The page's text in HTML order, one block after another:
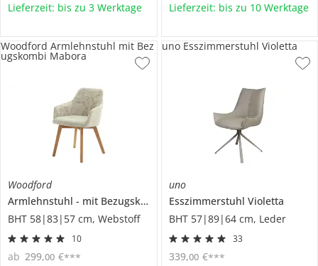
Lieferzeit: bis zu 3 Werktage Lieferzeit: bis zu 10 Werktage
Woodford
Armlehnstuhl
mit Bezugskombi
Mabora
BHT 58|83|57 cm, Webstoff
10
ab 299,00 €***
Woodford Armlehnstuhl mit Bez
ugskombi Mabora
uno
Esszimmerstuhl Violetta
BHT 57|89|64 cm, Leder
33
339,00 €***
uno Esszimmerstuhl Violetta